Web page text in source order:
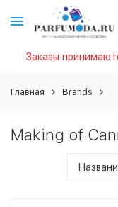
Заказы
Главная Brands
Making of